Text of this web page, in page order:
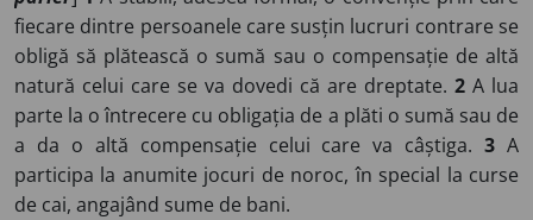
fiecare dintre persoanele care susțin lucruri contrare se
obligă să plătească o sumă sau o compensație de altă
natură celui care se va dovedi că are dreptate. 2 A lua
parte la o întrecere cu obligația de a plăti o sumă sau de
a da o altă compensație celui care va câștiga.3 A
participa la anumite jocuri de noroc, în special la curse
de cai, angajând sume de bani.